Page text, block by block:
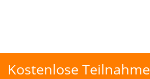
Kostenlose Teilnahme